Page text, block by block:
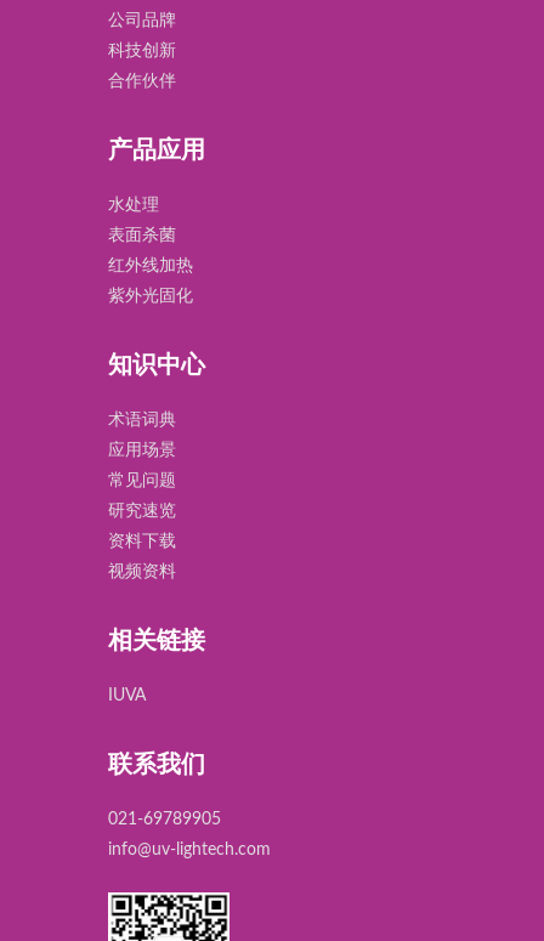
公司品牌
科技创新
合作伙伴
产品应用
水处理
表面杀菌
红外线加热
紫外光固化
知识中心
术语词典
应用场景
常见问题
研究速览
资料下载
视频资料
相关链接
IUVA
联系我们
021-69789905
info@uv-lightech.com